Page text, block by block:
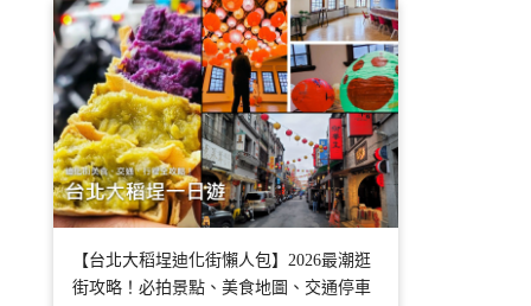
【台北大稻埕迪化街懶人包】2026最潮逛
街攻略！必拍景點、美食地圖、交通停車